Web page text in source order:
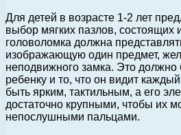
Для детей в возрасте 1-2 лет
выбор мягких пазлов, состоящих
головоломка должна
изображающую один предмет,
неподвижного замка. Это должно
ребенку и то, что он видит
быть ярким, тактильным, а его
достаточно крупными, чтобы их
непослушными пальцами.